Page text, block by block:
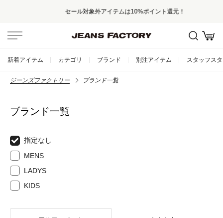
セール対象外アイテムは10%ポイント還元！
新着アイテム カテゴリ ブランド 別注アイテム スタッフス
ジーンズファクトリー ブランド一覧
ブランド一覧
指定なし
MENS
LADYS
KIDS